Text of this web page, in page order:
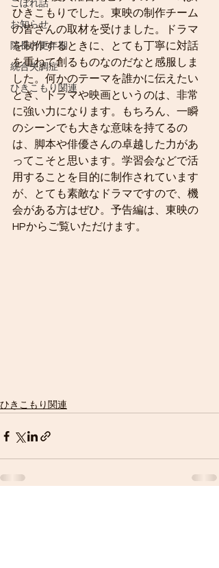
こぼれ話
お知らせ
院長の更年期
統合失調症
ひきこもり関連
ひきこもりでした。東映の制作チーム
の皆さんの取材を受けました。ドラマ
を制作するときに、とても丁寧に対話
を重ねて創るものなのだなと感服しま
した。何かのテーマを誰かに伝えたい
とき、ドラマや映画というのは、非常
に強い力になります。もちろん、一瞬
のシーンでも大きな意味を持てるの
は、脚本や俳優さんの卓越した力があ
ってこそと思います。学習会などで活
用することを目的に制作されています
が、とても素敵なドラマですので、機
会がある方はぜひ。予告編は、東映の
HPからご覧いただけます。
ひきこもり関連